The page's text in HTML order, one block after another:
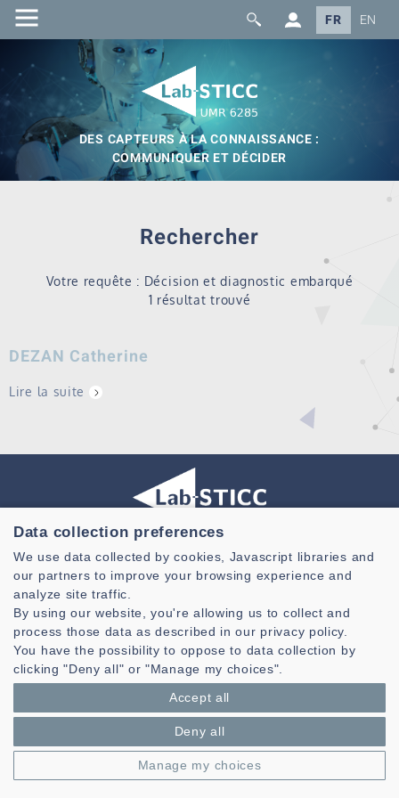
FR EN
DES CAPTEURS À LA CONNAISSANCE :
COMMUNIQUER ET DÉCIDER
Rechercher
Votre requête : Décision et diagnostic embarqué
1 résultat trouvé
DEZAN Catherine
Lire la suite
Laboratoire des Sciences et Techniques de l'information de la
Communication et de la Connaissance
CNRS, UMR 6285
Technopole Brest-Iroise - CS 83818
29238 Brest Cedex 3 - France
Présentation
Gestion des cookies
| © Azimut - Créateur de solutions
numériques, www.azimut.net
Data collection preferences
We use data collected by cookies, Javascript libraries and
our partners to improve your browsing experience and
analyze site traffic.
By using our website, you're allowing us to collect and
process those data as described in our privacy policy.
You have the possibility to oppose to data collection by
clicking "Deny all" or "Manage my choices".
Accept all
Deny all
Manage my choices